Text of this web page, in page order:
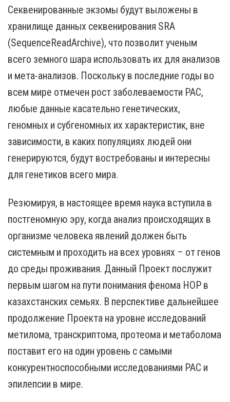
Секвенированные экзомы будут выложены в
хранилище данных секвенирования SRA
(SequenceReadArchive), что позволит ученым
всего земного шара использовать их для анализов
и мета-анализов. Поскольку в последние годы во
всем мире отмечен рост заболеваемости РАС,
любые данные касательно генетических,
геномных и субгеномных их характеристик, вне
зависимости, в каких популяциях людей они
генерируются, будут востребованы и интересны
для генетиков всего мира.
Резюмируя, в настоящее время наука вступила в
постгеномную эру, когда анализ происходящих в
организме человека явлений должен быть
системным и проходить на всех уровнях – от генов
до среды проживания. Данный Проект послужит
первым шагом на пути понимания фенома НОР в
казахстанских семьях. В перспективе дальнейшее
продолжение Проекта на уровне исследований
метилома, транскриптома, протеома и метаболома
поставит его на один уровень с самыми
конкурентноспособными исследованиями РАС и
эпилепсии в мире.